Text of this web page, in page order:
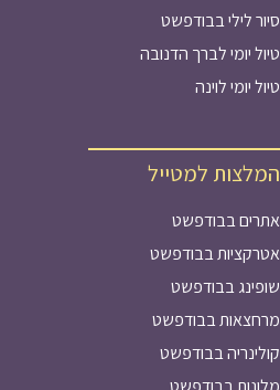
סיור לילי בבודפשט
טיול יומי לברך הדנובה
טיול יומי לוינה
המלצות למטייל
אתרים בבודפשט
אטרקציות בבודפשט
שופינג בבודפשט
מרחצאות בבודפשט
קולינריה בבודפשט